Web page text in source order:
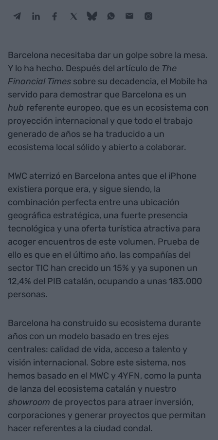
Barcelona necesitaba dar un golpe sobre la mesa.
Y lo ha hecho. Después del artículo de The
Financial Times sobre su decadencia, el Mobile ha
servido para demostrar que Barcelona es un
hub referente europeo, que es un ecosistema con
proyección internacional y que todo el trabajo
generado de años se ha traducido a un
ecosistema local sólido y abierto a colaborar.
MWC aterrizó en Barcelona antes que el iPhone
existiera porque era, y sigue siendo, la
combinación perfecta entre una ubicación
geográfica estratégica, una fuerte presencia
tecnológica y una oferta turística atractiva para
acoger encuentros de este volumen. Prueba de
ello es que en el último año, las compañías del
sector TIC han crecido un 15% y ya suponen un
12,4% del PIB catalán, ocupando a unas 183.000
personas.
Barcelona ha construido su ecosistema durante
años con un modelo basado en tres ejes
centrales: calidad de vida, acceso a talento y
visión internacional. Sobre este sistema, nos
hemos basado en el MWC y 4YFN, como la punta
de lanza del ecosistema catalán y nuestro
showroom de proyectos para atraer inversión,
corporaciones y generar proyectos que permitan
hacer referentes a la ciudad condal.